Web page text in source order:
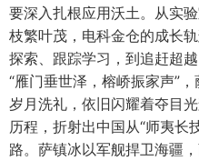
要深入扎根应用沃土。从实
枝繁叶茂，电科金仓的成长
探索、跟踪学习，到追赶超
“雁门垂世泽，榕峤振家声”
岁月洗礼，依旧闪耀着夺目
历程，折射出中国从“师夷长
路。萨镇冰以军舰捍卫海疆